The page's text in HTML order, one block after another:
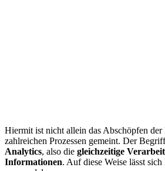
Hiermit ist nicht allein das Abschöpfen der
zahlreichen Prozessen gemeint. Der
Analytics, also die gleichzeitige
Informationen. Auf diese Weise lässt